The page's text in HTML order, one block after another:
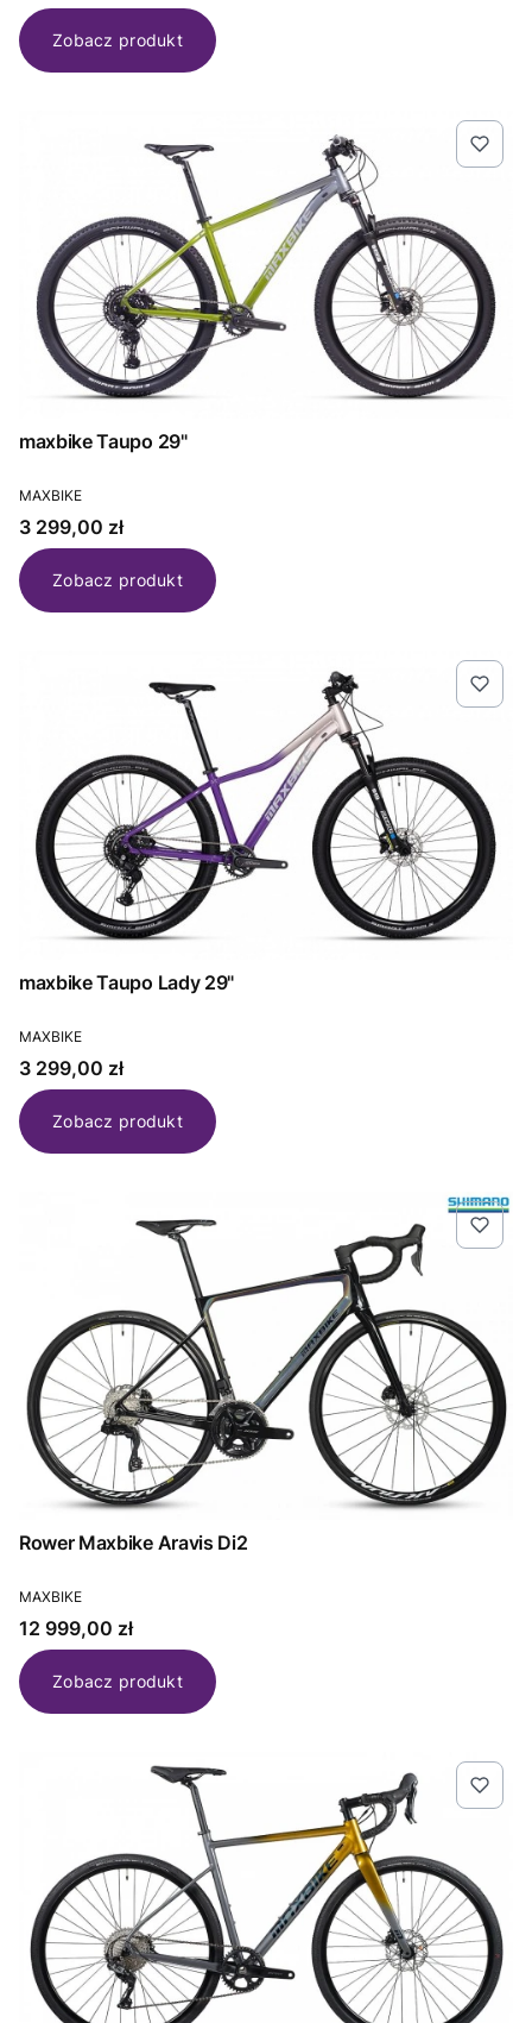
Zobacz produkt
maxbike Taupo 29"
PRODUCENT
MAXBIKE
Cena
3 299,00 zł
Zobacz produkt
maxbike Taupo Lady 29"
PRODUCENT
MAXBIKE
Cena
3 299,00 zł
Zobacz produkt
Rower Maxbike Aravis Di2
PRODUCENT
MAXBIKE
Cena
12 999,00 zł
Zobacz produkt